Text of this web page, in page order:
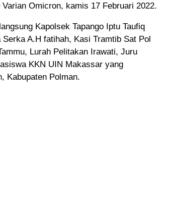
Omicron, kamis 17 Februari 2022.
Kapolsek Tapango Iptu Taufiq
A.H fatihah, Kasi Tramtib Sat Pol
Lurah Pelitakan Irawati, Juru
KKN UIN Makassar yang
Kabupaten Polman.